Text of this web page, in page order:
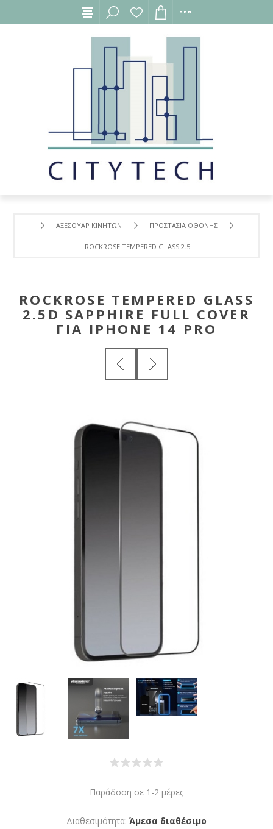
ΑΞΕΣΟΥΑΡ ΚΙΝΗΤΩΝ ΠΡΟΣΤΑΣΙΑ ΟΘΟΝΗΣ
ROCKROSE TEMPERED GLASS 2.5D SAPPHIRE FULL
ROCKROSE TEMPERED GLASS
2.5D SAPPHIRE FULL COVER
ΓΙΑ IPHONE 14 PRO
Παράδοση σε 1-2 μέρες
Διαθεσιμότητα: Άμεσα διαθέσιμο